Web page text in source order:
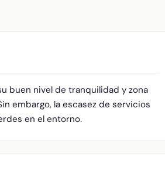
buen nivel de tranquilidad y zona
embargo, la escasez de servicios
en el entorno.